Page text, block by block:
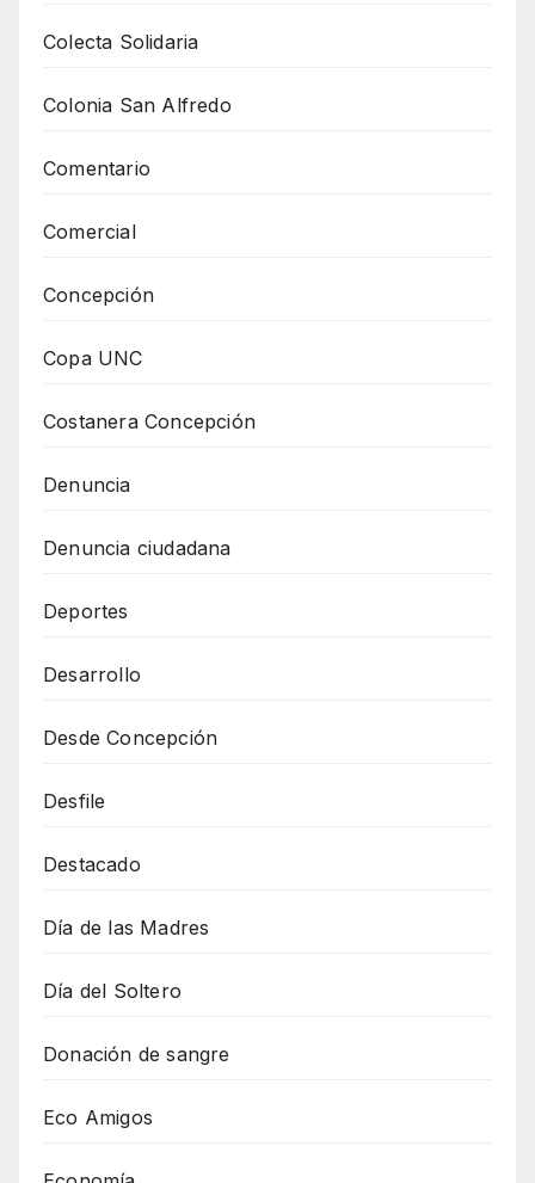
Colecta Solidaria
Colonia San Alfredo
Comentario
Comercial
Concepción
Copa UNC
Costanera Concepción
Denuncia
Denuncia ciudadana
Deportes
Desarrollo
Desde Concepción
Desfile
Destacado
Día de las Madres
Día del Soltero
Donación de sangre
Eco Amigos